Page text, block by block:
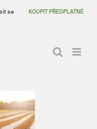
se KOUPIT PŘEDPLATNÉ